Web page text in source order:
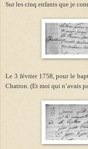
Sur les cinq enfants que je
Le 3 février 1758, pour le
Chatron. (Et moi qui n’avais